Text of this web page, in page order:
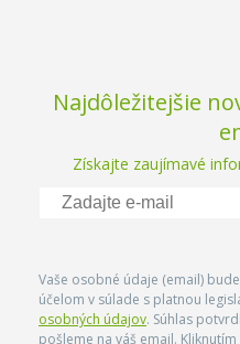
Najdôležitejšie
Získajte zaujímavé
Vaše osobné údaje (email)
účelom v súlade s platnou
osobných údajov. Súhlas
pošleme na váš email.